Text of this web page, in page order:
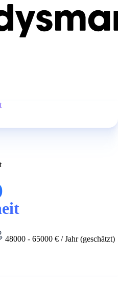
48000 - 65000 € / Jahr (geschätzt)